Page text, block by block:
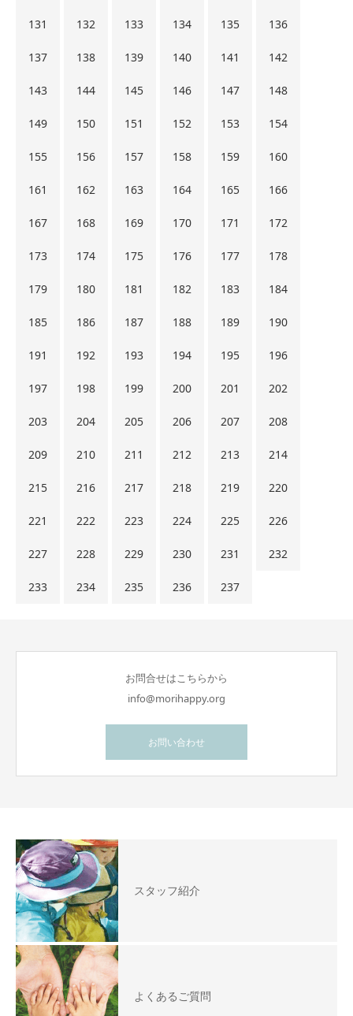
131 132 133 134 135 136
137 138 139 140 141 142
143 144 145 146 147 148
149 150 151 152 153 154
155 156 157 158 159 160
161 162 163 164 165 166
167 168 169 170 171 172
173 174 175 176 177 178
179 180 181 182 183 184
185 186 187 188 189 190
191 192 193 194 195 196
197 198 199 200 201 202
203 204 205 206 207 208
209 210 211 212 213 214
215 216 217 218 219 220
221 222 223 224 225 226
227 228 229 230 231 232
233 234 235 236 237
お問合せはこちらから
info@morihappy.org
お問い合わせ
スタッフ紹介
よくあるご質問